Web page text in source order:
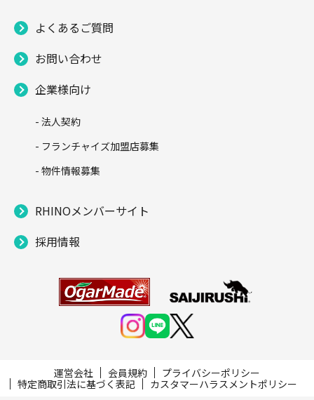
よくあるご質問
お問い合わせ
企業様向け
- 法人契約
- フランチャイズ加盟店募集
- 物件情報募集
RHINOメンバーサイト
採用情報
運営会社 会員規約
プライバシーポリシー
特定商取引法に基づく表記
カスタマーハラスメントポリシー